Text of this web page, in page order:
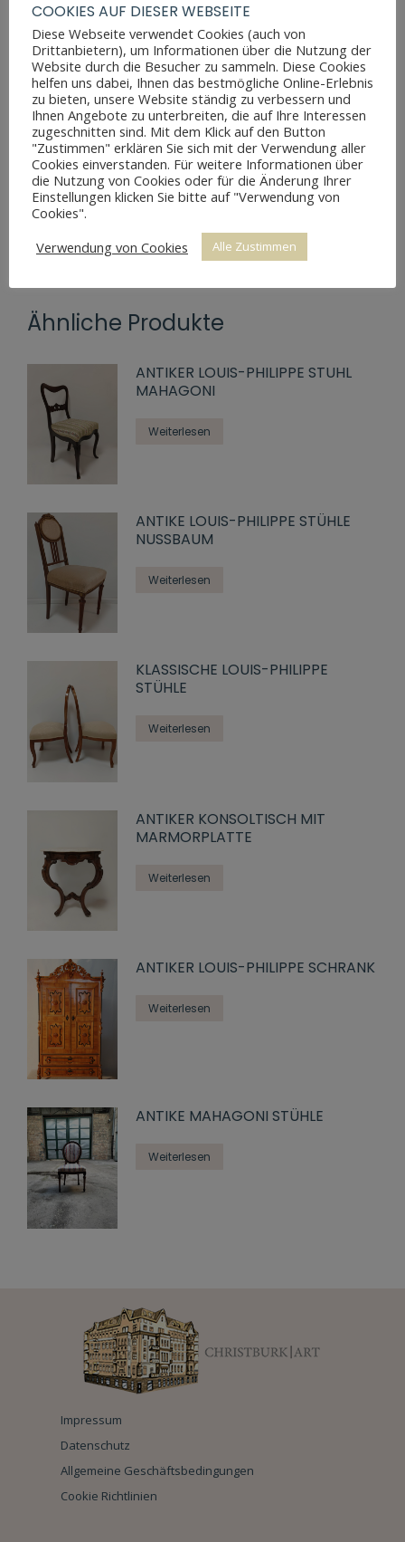
Maße Tiefe 42 cm
Stil
Louis
Philippe
Materialien
Nussbaum
Möbelart
Sitzmöbel
Preis
320 €
Ähnliche Produkte
ANTIKER LOUIS-PHILIPPE STUHL
MAHAGONI
Weiterlesen
ANTIKE LOUIS-PHILIPPE STÜHLE
NUSSBAUM
Weiterlesen
KLASSISCHE LOUIS-PHILIPPE
STÜHLE
Weiterlesen
ANTIKER KONSOLTISCH MIT
MARMORPLATTE
Weiterlesen
ANTIKER LOUIS-PHILIPPE SCHRANK
Weiterlesen
ANTIKE MAHAGONI STÜHLE
Weiterlesen
Impressum
Datenschutz
Allgemeine Geschäftsbedingungen
Cookie Richtlinien
COOKIES AUF DIESER WEBSEITE
Diese Webseite verwendet Cookies (auch von
Drittanbietern), um Informationen über die Nutzung der
Website durch die Besucher zu sammeln. Diese Cookies
helfen uns dabei, Ihnen das bestmögliche Online-Erlebnis
zu bieten, unsere Website ständig zu verbessern und
Ihnen Angebote zu unterbreiten, die auf Ihre Interessen
zugeschnitten sind. Mit dem Klick auf den Button
"Zustimmen" erklären Sie sich mit der Verwendung aller
Cookies einverstanden. Für weitere Informationen über
die Nutzung von Cookies oder für die Änderung Ihrer
Einstellungen klicken Sie bitte auf "Verwendung von
Cookies".
Verwendung von Cookies
Alle Zustimmen